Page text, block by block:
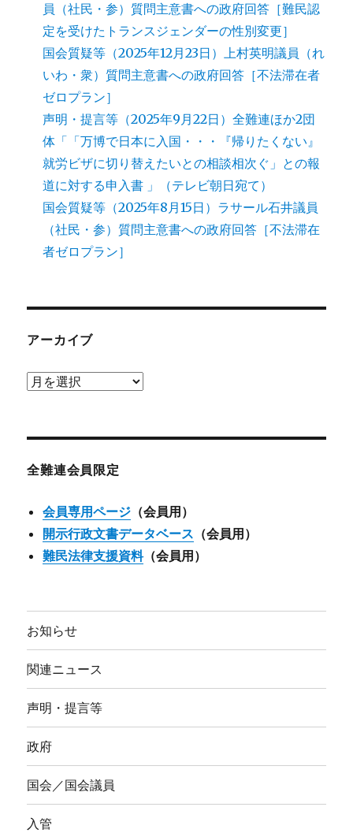
員（社民・参）質問主意書への政府回答［難民認
定を受けたトランスジェンダーの性別変更］
国会質疑等（2025年12月23日）上村英明議員（れ
いわ・衆）質問主意書への政府回答［不法滞在者
ゼロプラン］
声明・提言等（2025年9月22日）全難連ほか2団
体「「万博で日本に入国・・・『帰りたくない』
就労ビザに切り替えたいとの相談相次ぐ」との報
道に対する申入書 」（テレビ朝日宛て）
国会質疑等（2025年8月15日）ラサール石井議員
（社民・参）質問主意書への政府回答［不法滞在
者ゼロプラン］
アーカイブ
ア
ブ
全難連会員限定
会員専用ページ （会員用）
開示行政文書データベース （会員用）
難民法律支援資料（会員用）
お知らせ
関連ニュース
声明・提言等
政府
国会／国会議員
入管